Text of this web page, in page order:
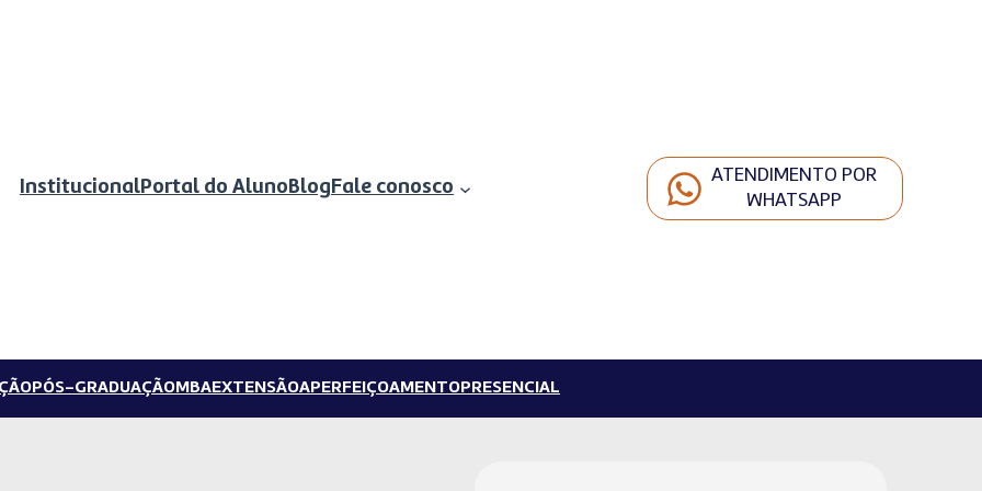
InstitucionalPortal do AlunoBlogFale conosco
ATENDIMENTO POR
WHATSAPP
PÓS-GRADUAÇÃOMBAEXTENSÃOAPERFEIÇOAMENTOPRESENCIAL